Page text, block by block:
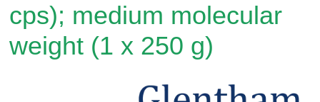
cps); medium molecular
weight (1 x 250 g)